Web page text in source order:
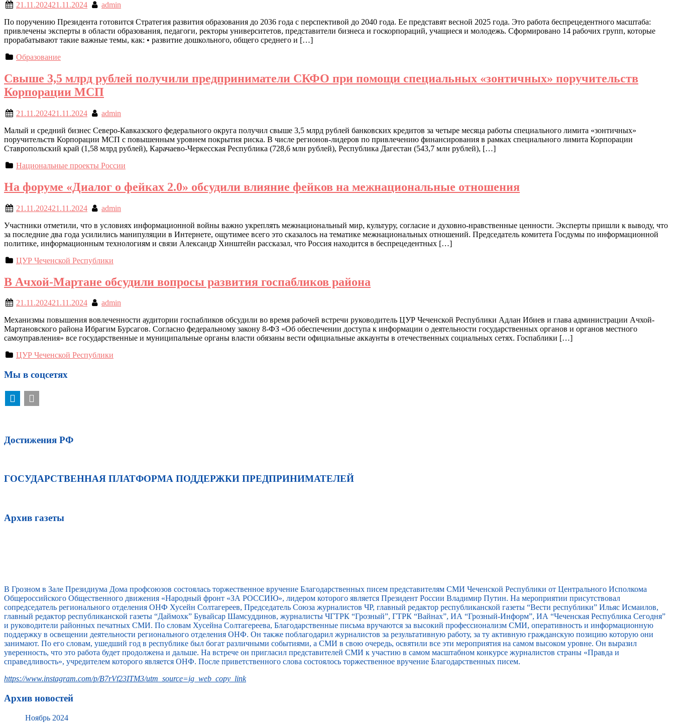
21.11.202421.11.2024
admin
По поручению Президента готовится Стратегия развития образования до 2036 года с перспективой до 2040 года. Ее представят весной 2025 года. Это работа беспрецедентного масштаба:
привлечены эксперты в области образования, педагоги, ректоры университетов, представители бизнеса и госкорпораций, учащиеся и молодежь. Сформировано 14 рабочих групп, которые
прорабатывают такие важные темы, как: • развитие дошкольного, общего среднего и […]
Образование
Свыше 3,5 млрд рублей получили предприниматели СКФО при помощи специальных «зонтичных» поручительств
Корпорации МСП
21.11.202421.11.2024
admin
Малый и средний бизнес Северо-Кавказского федерального округа получил свыше 3,5 млрд рублей банковских кредитов за четыре месяца работы специального лимита «зонтичных»
поручительств Корпорации МСП с повышенным уровнем покрытия риска. В числе регионов-лидеров по привлечению финансирования в рамках специального лимита Корпорации
Ставропольский край (1,58 млрд рублей), Карачаево-Черкесская Республика (728,6 млн рублей), Республика Дагестан (543,7 млн рублей), […]
Национальные проекты России
На форуме «Диалог о фейках 2.0» обсудили влияние фейков на межнациональные отношения
21.11.202421.11.2024
admin
Участники отметили, что в условиях информационной войны важно укреплять межнациональный мир, культуру, согласие и духовно-нравственные ценности. Эксперты пришли к выводу, что
за последние два года усилились манипуляции в Интернете, ощутимее всего это сказалось на тематике межнациональных отношений. Председатель комитета Госдумы по информационной
политике, информационным технологиям и связи Александр Хинштейн рассказал, что Россия находится в беспрецедентных […]
ЦУР Чеченской Республики
В Ачхой-Мартане обсудили вопросы развития госпабликов района
21.11.202421.11.2024
admin
Механизмы повышения вовлеченности аудитории госпабликов обсудили во время рабочей встречи руководитель ЦУР Чеченской Республики Адлан Ибиев и глава администрации Ачхой-
Мартановского района Ибрагим Бурсагов. Согласно федеральному закону 8-ФЗ «Об обеспечении доступа к информации о деятельности государственных органов и органов местного
самоуправления» все государственные и муниципальные органы власти обязаны вести официальные аккаунты в отечественных социальных сетях. Госпаблики […]
ЦУР Чеченской Республики
Мы в соцсетях
Достижения РФ
ГОСУДАРСТВЕННАЯ ПЛАТФОРМА ПОДДЕРЖКИ ПРЕДПРИНИМАТЕЛЕЙ
Архив газеты
В Грозном в Зале Президиума Дома профсоюзов состоялась торжественное вручение Благодарственных писем представителям СМИ Чеченской Республики от Центрального Исполкома
Общероссийского Общественного движения «Народный фронт «ЗА РОССИЮ», лидером которого является Президент России Владимир Путин. На мероприятии присутствовал
сопредседатель регионального отделения ОНФ Хусейн Солтагереев, Председатель Союза журналистов ЧР, главный редактор республиканской газеты “Вести республики” Ильяс Исмаилов,
главный редактор республиканской газеты “Даймохк” Бувайсар Шамсуддинов, журналисты ЧГТРК “Грозный”, ГТРК “Вайнах”, ИА “Грозный-Информ”, ИА “Чеченская Республика Сегодня”
и руководители районных печатных СМИ. По словам Хусейна Солтагереева, Благодарственные письма вручаются за высокий профессионализм СМИ, оперативность и информационную
поддержку в освещении деятельности регионального отделения ОНФ. Он также поблагодарил журналистов за результативную работу, за ту активную гражданскую позицию которую они
занимают. По его словам, ушедший год в республике был богат различными событиями, а СМИ в свою очередь, освятили все эти мероприятия на самом высоком уровне. Он выразил
уверенность, что это работа будет продолжена и дальше. На встрече он пригласил представителей СМИ к участию в самом масштабном конкурсе журналистов страны «Правда и
справедливость», учредителем которого является ОНФ. После приветственного слова состоялось торжественное вручение Благодарственных писем.
https://www.instagram.com/p/B7rVf23ITM3/utm_source=ig_web_copy_link
Архив новостей
Ноябрь 2024